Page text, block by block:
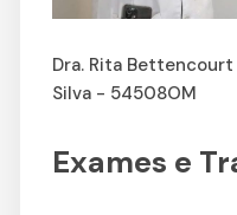
Dra. Rita Bettencourt
Silva - 54508OM
Exames e